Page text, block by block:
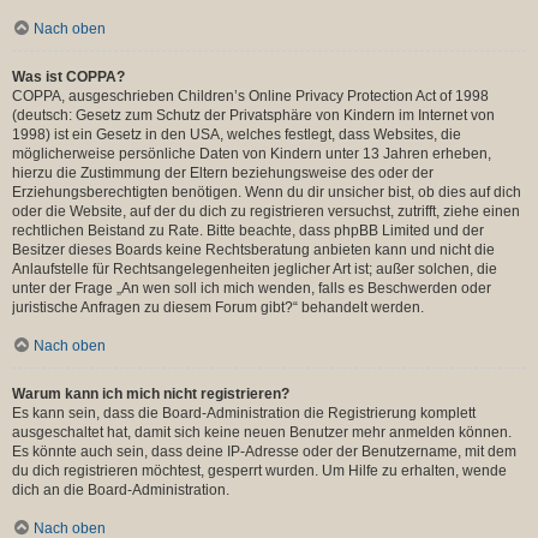
Nach oben
Was ist COPPA?
COPPA, ausgeschrieben Children’s Online Privacy Protection Act of 1998
(deutsch: Gesetz zum Schutz der Privatsphäre von Kindern im Internet von
1998) ist ein Gesetz in den USA, welches festlegt, dass Websites, die
möglicherweise persönliche Daten von Kindern unter 13 Jahren erheben,
hierzu die Zustimmung der Eltern beziehungsweise des oder der
Erziehungsberechtigten benötigen. Wenn du dir unsicher bist, ob dies auf dich
oder die Website, auf der du dich zu registrieren versuchst, zutrifft, ziehe einen
rechtlichen Beistand zu Rate. Bitte beachte, dass phpBB Limited und der
Besitzer dieses Boards keine Rechtsberatung anbieten kann und nicht die
Anlaufstelle für Rechtsangelegenheiten jeglicher Art ist; außer solchen, die
unter der Frage „An wen soll ich mich wenden, falls es Beschwerden oder
juristische Anfragen zu diesem Forum gibt?“ behandelt werden.
Nach oben
Warum kann ich mich nicht registrieren?
Es kann sein, dass die Board-Administration die Registrierung komplett
ausgeschaltet hat, damit sich keine neuen Benutzer mehr anmelden können.
Es könnte auch sein, dass deine IP-Adresse oder der Benutzername, mit dem
du dich registrieren möchtest, gesperrt wurden. Um Hilfe zu erhalten, wende
dich an die Board-Administration.
Nach oben